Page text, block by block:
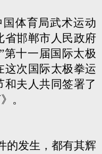
国体育局武术运动
省邯郸市人民政府
第十一届国际太极
这次国际太极拳运
夫人共同签署了
。
的发生，都有其辉